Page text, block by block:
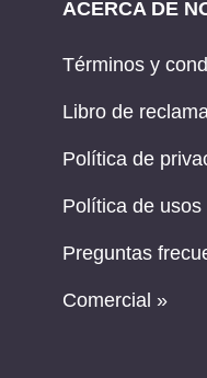
ACERCA DE
Términos y
Libro de
Política de
Política de
Preguntas
Comercial »